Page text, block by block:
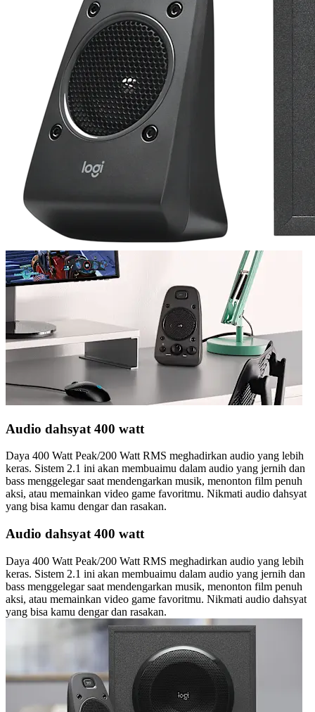
Audio dahsyat 400 watt
Daya 400 Watt Peak/200 Watt RMS meghadirkan audio yang lebih
keras. Sistem 2.1 ini akan membuaimu dalam audio yang jernih dan
bass menggelegar saat mendengarkan musik, menonton film penuh
aksi, atau memainkan video game favoritmu. Nikmati audio dahsyat
yang bisa kamu dengar dan rasakan.
Audio dahsyat 400 watt
Daya 400 Watt Peak/200 Watt RMS meghadirkan audio yang lebih
keras. Sistem 2.1 ini akan membuaimu dalam audio yang jernih dan
bass menggelegar saat mendengarkan musik, menonton film penuh
aksi, atau memainkan video game favoritmu. Nikmati audio dahsyat
yang bisa kamu dengar dan rasakan.